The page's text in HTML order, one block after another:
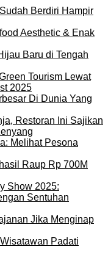
Berdiri Hampir
Aesthetic & Enak
Baru di Tengah
Tourism Lewat
2025
Di Dunia Yang
Restoran Ini Sajikan
Melihat Pesona
Raup Rp 700M
Show 2025:
Sentuhan
Jika Menginap
Padati